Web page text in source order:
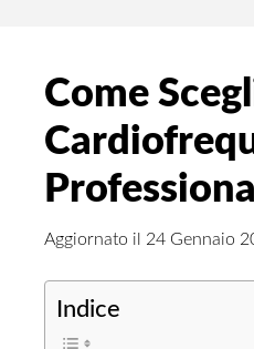
Come
Aggiornato il 24 Gennaio
Indice